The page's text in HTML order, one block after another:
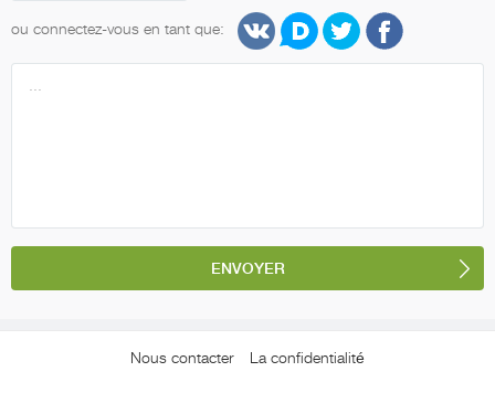
ou connectez-vous en tant que:
Nous contacter La confidentialité